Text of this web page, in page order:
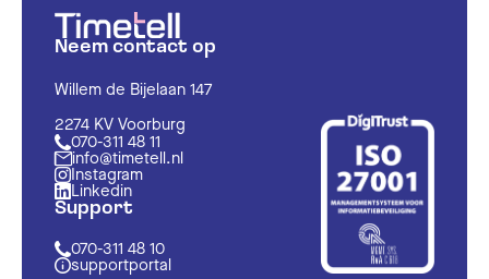
Neem contact op
Willem de Bijelaan 147
2274 KV Voorburg
070-311 48 11
info@timetell.nl
Instagram
Linkedin
Support
070-311 48 10
supportportal